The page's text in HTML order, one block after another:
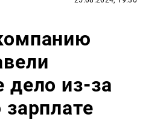
дело из-за